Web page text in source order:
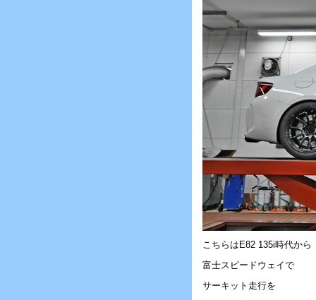
こちらはE82 135i時代から
富士スピードウェイで
サーキット走行を